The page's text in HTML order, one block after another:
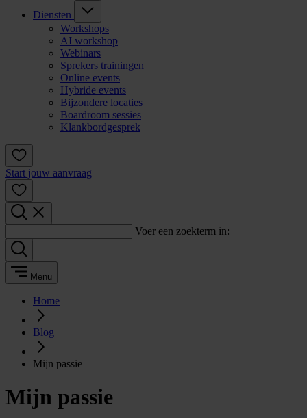
Diensten
Workshops
AI workshop
Webinars
Sprekers trainingen
Online events
Hybride events
Bijzondere locaties
Boardroom sessies
Klankbordgesprek
Start jouw aanvraag
Voer een zoekterm in:
Menu
Home
Blog
Mijn passie
Mijn passie